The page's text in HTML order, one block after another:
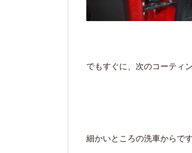
でもすぐに、次のコーティ
細かいところの洗車からで